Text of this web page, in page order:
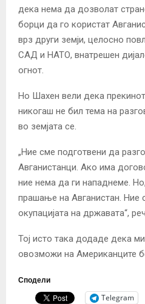
дека нема да дозволат
борци да го користат
врз други земји, целосно
САД и НАТО, внатрешен
огнот.
Но Шахен вели дека
никогаш не бил тема на
во земјата се.
„Ние сме подготвени да
Авганистанци. Ако има
ние нема да ги нападнеме.
прашање на Авганистан. Ние
окупацијата на државата“,
Тој исто така додаде дека
овозможи на Американците
Сподели
Telegram